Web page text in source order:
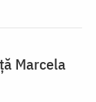
Marcela